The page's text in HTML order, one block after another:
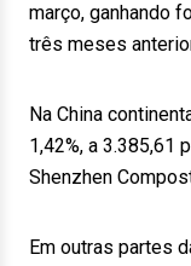
março, ganhando
três meses
Na China
1,42%, a 3.385,61
Shenzhen
Em outras partes